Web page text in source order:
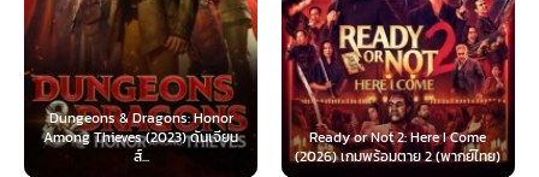
Dragons: Honor
(2023) ดันเจียน
Ready or Not 2: Here I Come
(2026) เกมพร้อมตาย 2 (พากย์ไทย)
Now You See
(2025) อาช